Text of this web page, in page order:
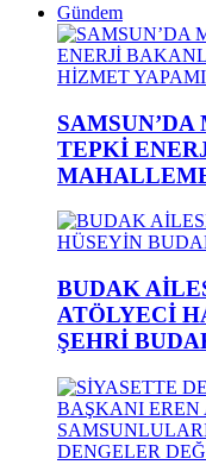
Gündem
SAMSUN’DA
TEPKİ
BUDAK
ATÖLYECİ
ŞEHRİ